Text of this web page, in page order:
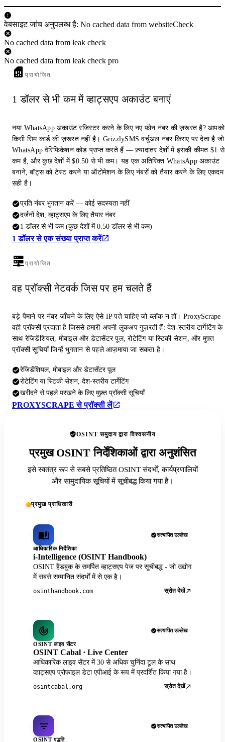
वेबसाइट जांच अनुपलब्ध है: No cached data from websiteCheck
No cached data from leak check
No cached data from leak check pro
प्रायोजित
1 डॉलर से भी कम में व्हाट्सएप अकाउंट बनाएं
नया WhatsApp अकाउंट रजिस्टर करने के लिए नए फ़ोन नंबर की ज़रूरत है? आपको
किसी सिम कार्ड की ज़रूरत नहीं है। GrizzlySMS वर्चुअल नंबर किराए पर देता है जो
WhatsApp वेरिफिकेशन कोड प्राप्त करते हैं — ज़्यादातर देशों में इसकी कीमत $1 से
कम है, और कुछ देशों में $0.50 से भी कम। यह एक अतिरिक्त WhatsApp अकाउंट
बनाने, बॉट्स को टेस्ट करने या ऑटोमेशन के लिए नंबरों को तैयार करने के लिए एकदम
सही है।
प्रति नंबर भुगतान करें — कोई सदस्यता नहीं
दर्जनों देश, व्हाट्सएप के लिए तैयार नंबर
1 डॉलर से भी कम (कुछ देशों में 0.50 डॉलर से भी कम)
1 डॉलर से एक संख्या प्राप्त करें
प्रायोजित
वह प्रॉक्सी नेटवर्क जिस पर हम चलते हैं
बड़े पैमाने पर नंबर जाँचने के लिए ऐसे IP पते चाहिए जो ब्लॉक न हों। ProxyScrape
वही प्रॉक्सी प्रदाता है जिससे हमारी अपनी लुकअप गुज़रती हैं: देश-स्तरीय टार्गेटिंग के
साथ रेजिडेंशियल, मोबाइल और डेटासेंटर पूल, रोटेटिंग या स्टिकी सेशन, और मुफ़्त
प्रॉक्सी सूचियाँ जिन्हें भुगतान से पहले आज़माया जा सकता है।
रेजिडेंशियल, मोबाइल और डेटासेंटर पूल
रोटेटिंग या स्टिकी सेशन, देश-स्तरीय टार्गेटिंग
खरीदने से पहले परखने के लिए मुफ़्त प्रॉक्सी सूचियाँ
PROXYSCRAPE से प्रॉक्सी लें
OSINT समुदाय द्वारा विश्वसनीय
प्रमुख OSINT निर्देशिकाओं द्वारा अनुशंसित
इसे स्वतंत्र रूप से सबसे प्रतिष्ठित OSINT संदर्भों, कार्यप्रणालियों
और सामुदायिक सूचियों में सूचीबद्ध किया गया है।
प्रमुख प्राधिकारी
सत्यापित उल्लेख
आधिकारिक निर्देशिका
i-Intelligence (OSINT Handbook)
OSINT हैंडबुक के समर्पित व्हाट्सएप पेज पर सूचीबद्ध - जो उद्योग
में सबसे सम्मानित संदर्भों में से एक है।
osinthandbook.com स्रोत देखें
सत्यापित उल्लेख
OSINT लाइव सेंटर
OSINT Cabal · Live Center
आधिकारिक लाइव सेंटर में 30 से अधिक चुनिंदा टूल के साथ
व्हाट्सएप प्रोफाइल डेटा एपीआई के रूप में प्रदर्शित किया गया है।
osintcabal.org स्रोत देखें
सत्यापित उल्लेख
OSINT पद्धति